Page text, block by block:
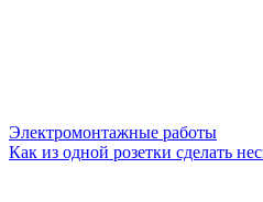
Электромонтажные работы
Как из одной розетки сделать